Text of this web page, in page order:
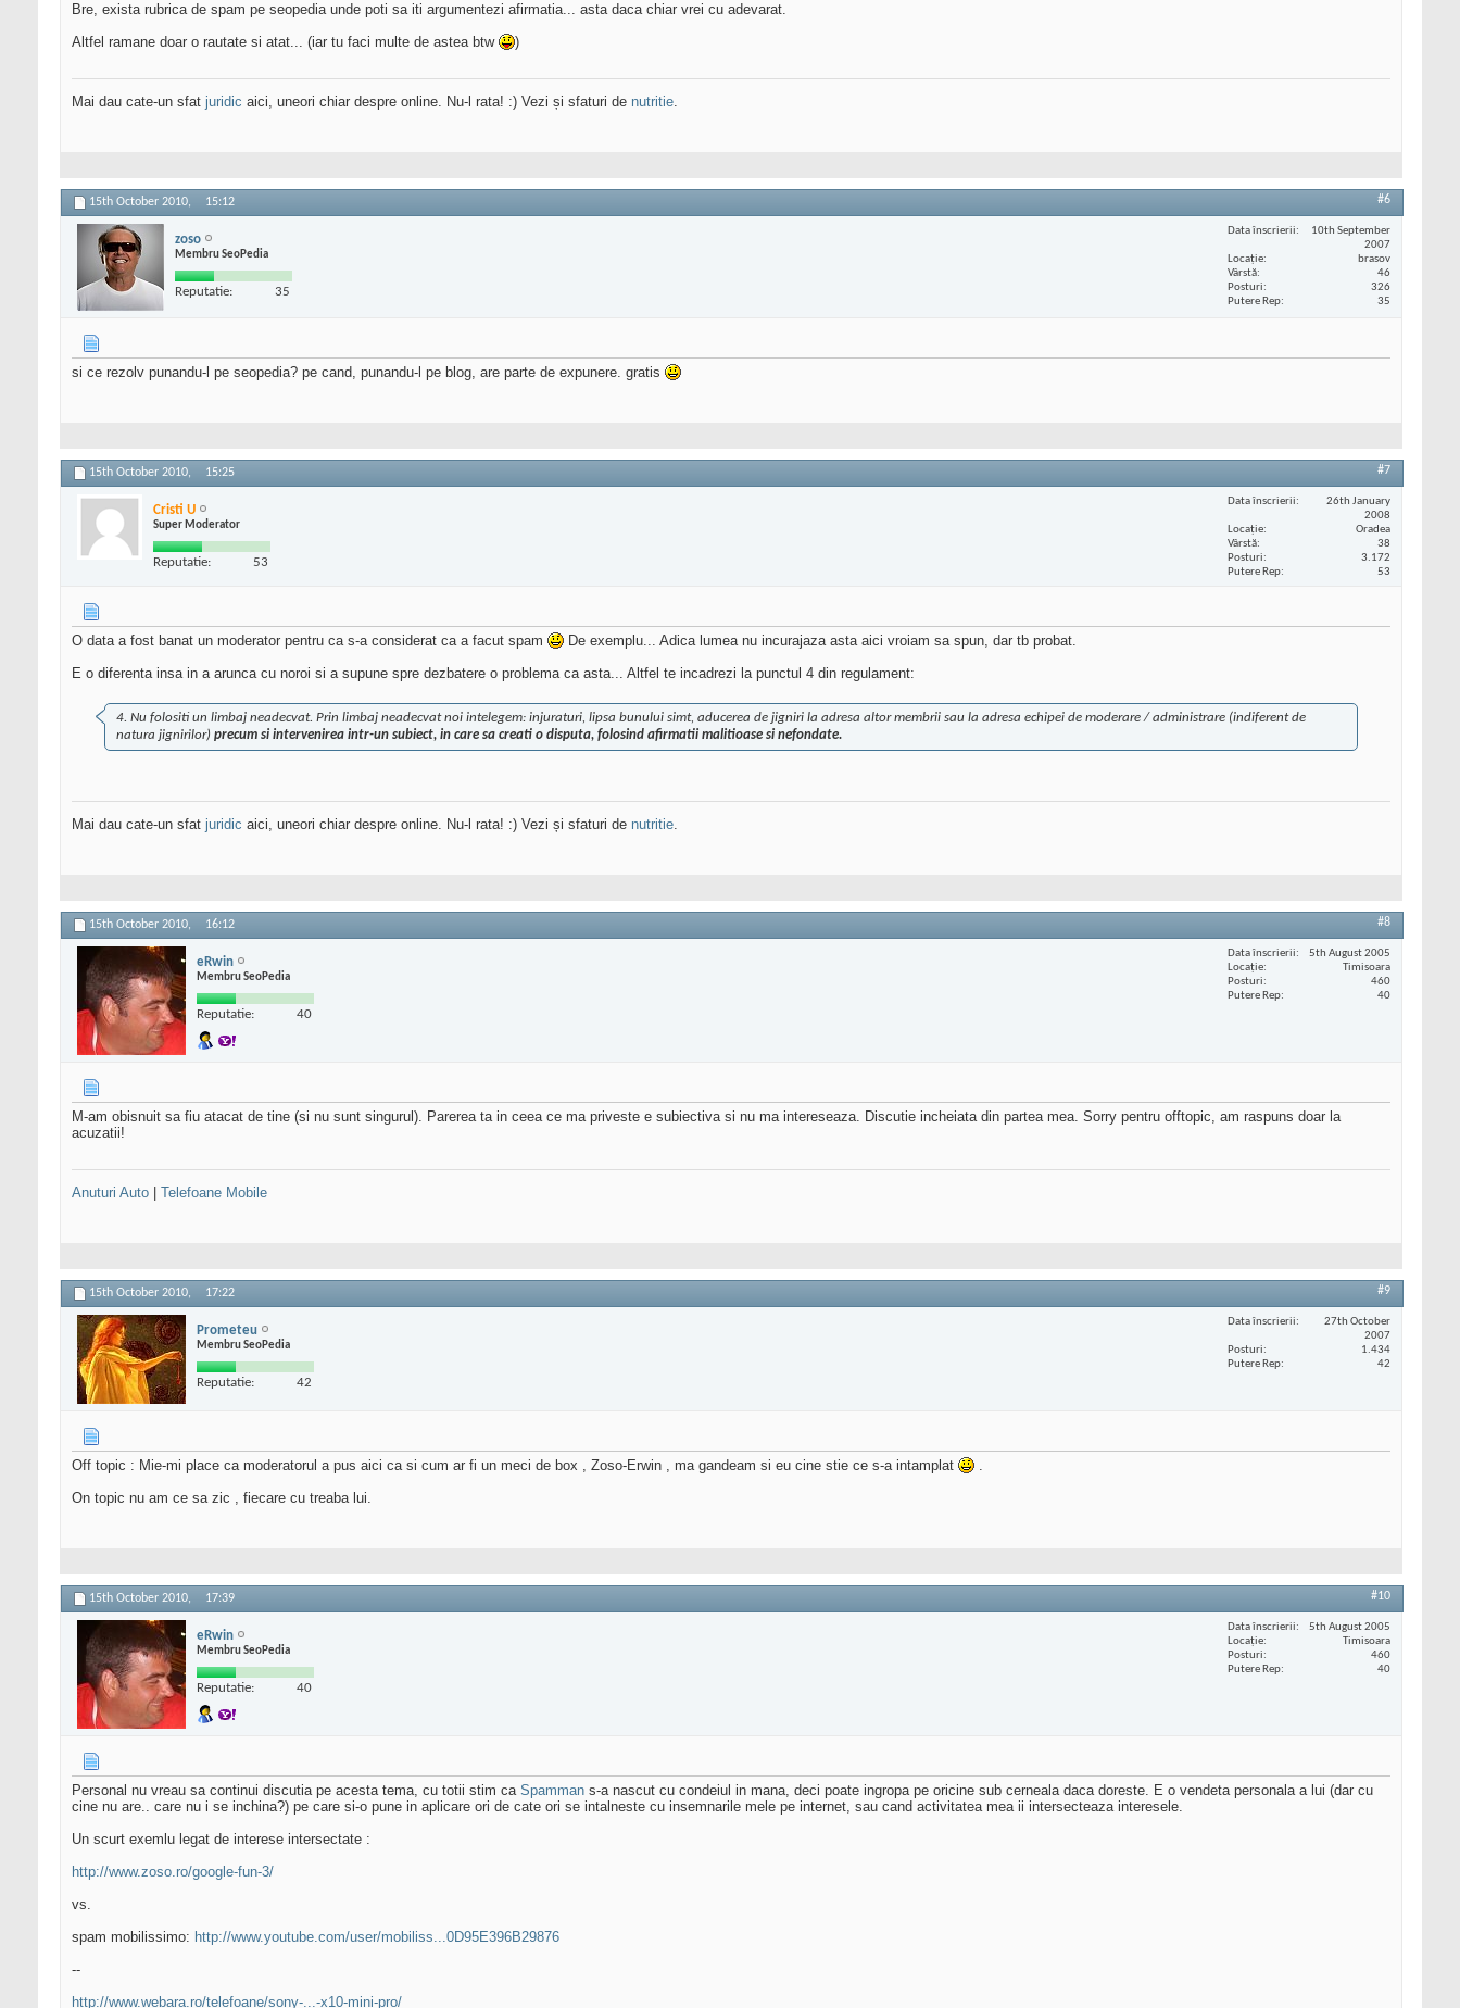
Bre, exista rubrica de spam pe seopedia unde poti sa iti argumentezi afirmatia... asta daca chiar vrei cu adevarat.
Altfel ramane doar o rautate si atat... (iar tu faci multe de astea btw
)
Mai dau cate-un sfat juridic aici, uneori chiar despre online. Nu-l rata! :) Vezi și sfaturi de nutritie.
15th October 2010, 15:12 #6
zoso
Membru SeoPedia
Reputatie: 35
Data înscrierii
10th September
2007
Locaţie
brasov
Vârstă
46
Posturi
326
Putere Rep
35
si ce rezolv punandu-l pe seopedia? pe cand, punandu-l pe blog, are parte de expunere. gratis
15th October 2010, 15:25 #7
Cristi U
Super Moderator
Reputatie: 53
Data înscrierii
26th January
2008
Locaţie
Oradea
Vârstă
38
Posturi
3.172
Putere Rep
53
O data a fost banat un moderator pentru ca s-a considerat ca a facut spam
De exemplu... Adica lumea nu incurajaza asta aici vroiam sa spun, dar tb probat.
E o diferenta insa in a arunca cu noroi si a supune spre dezbatere o problema ca asta... Altfel te incadrezi la punctul 4 din regulament:
4. Nu folositi un limbaj neadecvat. Prin limbaj neadecvat noi intelegem: injuraturi, lipsa bunului simt, aducerea de jigniri la adresa altor membrii sau la adresa echipei de moderare / administrare (indiferent de
natura jignirilor) precum si intervenirea intr-un subiect, in care sa creati o disputa, folosind afirmatii malitioase si nefondate.
Mai dau cate-un sfat juridic aici, uneori chiar despre online. Nu-l rata! :) Vezi și sfaturi de nutritie.
15th October 2010, 16:12 #8
eRwin
Membru SeoPedia
Reputatie: 40
Data înscrierii
5th August 2005
Locaţie
Timisoara
Posturi
460
Putere Rep
40
M-am obisnuit sa fiu atacat de tine (si nu sunt singurul). Parerea ta in ceea ce ma priveste e subiectiva si nu ma intereseaza. Discutie incheiata din partea mea. Sorry pentru offtopic, am raspuns doar la
acuzatii!
Anuturi Auto Telefoane Mobile
15th October 2010, 17:22 #9
Prometeu
Membru SeoPedia
Reputatie: 42
Data înscrierii
27th October
2007
Posturi
1.434
Putere Rep
42
Off topic : Mie-mi place ca moderatorul a pus aici ca si cum ar fi un meci de box , Zoso-Erwin , ma gandeam si eu cine stie ce s-a intamplat
.
On topic nu am ce sa zic , fiecare cu treaba lui.
15th October 2010, 17:39 #10
eRwin
Membru SeoPedia
Reputatie: 40
Data înscrierii
5th August 2005
Locaţie
Timisoara
Posturi
460
Putere Rep
40
Personal nu vreau sa continui discutia pe acesta tema, cu totii stim ca Spamman s-a nascut cu condeiul in mana, deci poate ingropa pe oricine sub cerneala daca doreste. E o vendeta personala a lui (dar cu
cine nu are.. care nu i se inchina?) pe care si-o pune in aplicare ori de cate ori se intalneste cu insemnarile mele pe internet, sau cand activitatea mea ii intersecteaza interesele.
Un scurt exemlu legat de interese intersectate :
http://www.zoso.ro/google-fun-3/
vs.
spam mobilissimo: http://www.youtube.com/user/mobiliss...0D95E396B29876
--
http://www.webara.ro/telefoane/sony-...-x10-mini-pro/